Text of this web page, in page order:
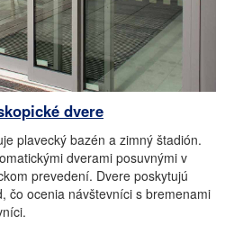
dvere
plavecký bazén a zimný štadión.
dverami posuvnými v
prevedení. Dvere poskytujú
čo ocenia návštevníci s bremenami